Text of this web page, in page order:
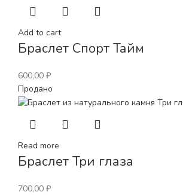
Add to cart
Браслет Спорт Тайм
600,00 ₽
Продано
Read more
Браслет Три глаза
700,00 ₽